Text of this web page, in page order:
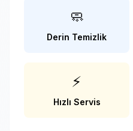
🧼
Derin Temizlik
⚡
Hızlı Servis